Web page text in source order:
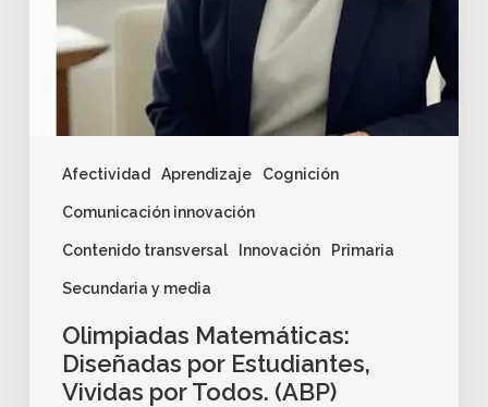
Afectividad Aprendizaje Cognición
Comunicación innovación
Contenido transversal Innovación Primaria
Secundaria y media
Olimpiadas Matemáticas:
Diseñadas por Estudiantes,
Vividas por Todos. (ABP)